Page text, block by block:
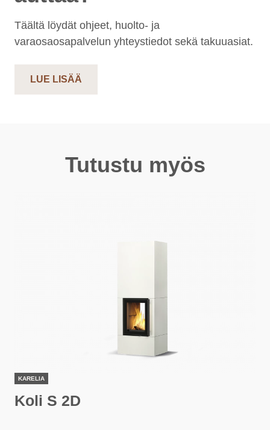
Täältä löydät ohjeet, huolto- ja
varaosaosapalvelun yhteystiedot sekä takuuasiat.
LUE LISÄÄ
Tutustu myös
KARELIA
Koli S 2D